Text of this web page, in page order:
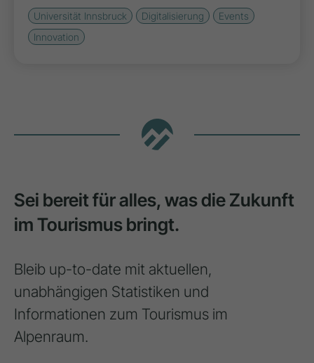
Universität Innsbruck
Digitalisierung
Events
Innovation
Sei bereit für alles, was die Zukunft
im Tourismus bringt.
Bleib up-to-date mit aktuellen,
unabhängigen Statistiken und
Informationen zum Tourismus im
Alpenraum.